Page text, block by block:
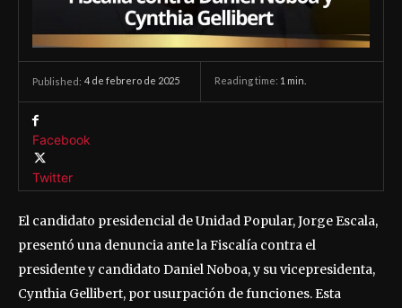
Published: 4 de febrero de 2025 Reading time: 1 min.
Facebook
Twitter
El candidato presidencial de Unidad Popular, Jorge Escala,
presentó una denuncia ante la Fiscalía contra el
presidente y candidato Daniel Noboa, y su vicepresidenta,
Cynthia Gellibert, por usurpación de funciones. Esta